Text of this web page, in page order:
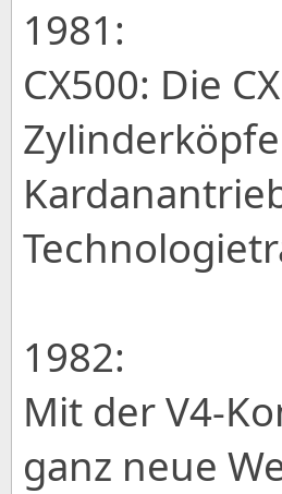
1981:
CX500: Die
1982:
Mit der V4-
ganz neue